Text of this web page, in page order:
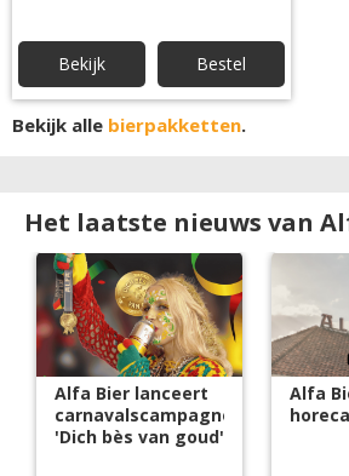
Bekijk Bestel
Bekijk alle bierpakketten.
Het laatste nieuws van
Alfa Bier lanceert
carnavalscampagne
'Dich bès van goud'
Alfa